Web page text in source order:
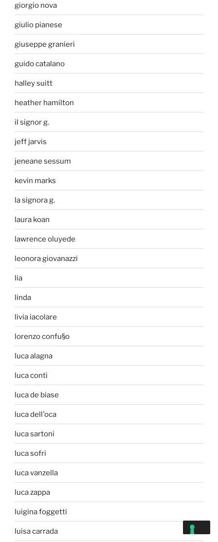
giorgio nova
giulio pianese
giuseppe granieri
guido catalano
halley suitt
heather hamilton
il signor g.
jeff jarvis
jeneane sessum
kevin marks
la signora g.
laura koan
lawrence oluyede
leonora giovanazzi
lia
linda
livia iacolare
lorenzo confu§o
luca alagna
luca conti
luca de biase
luca dell'oca
luca sartoni
luca sofri
luca vanzella
luca zappa
luigina foggetti
luisa carrada